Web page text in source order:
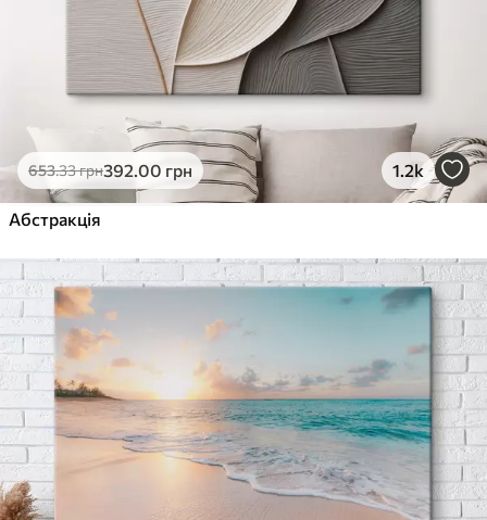
653.33грн392.00 грн 1.2k
Абстракція